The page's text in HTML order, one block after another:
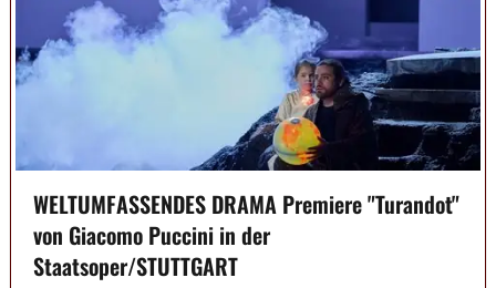
WELTUMFASSENDES DRAMA Premiere "Turandot"
von Giacomo Puccini in der
Staatsoper/STUTTGART